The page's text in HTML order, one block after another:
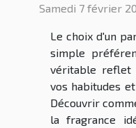
Samedi 7 février
Le choix d'un
simple
véritable reflet
vos habitudes
Découvrir
la fragrance